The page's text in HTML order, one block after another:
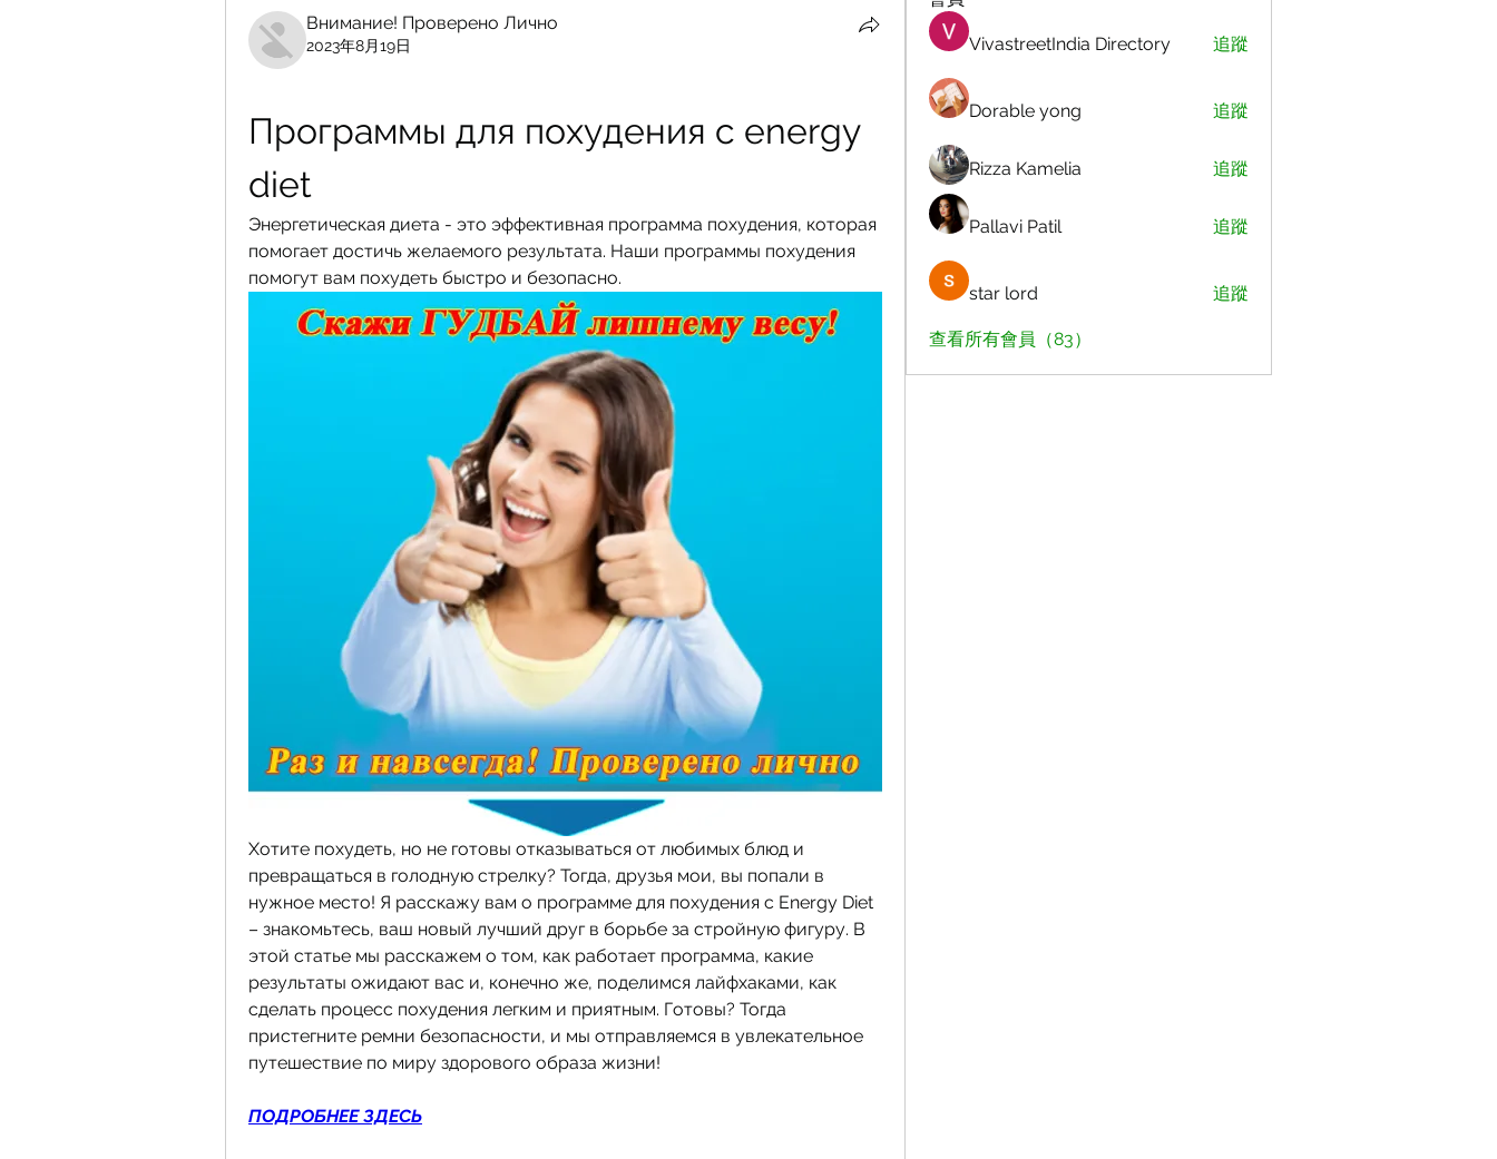
Внимание! Проверено Лично
2023年8月19日
Программы для похудения с energy
diet
Энергетическая диета - это эффективная программа похудения, которая
помогает достичь желаемого результата. Наши программы похудения
помогут вам похудеть быстро и безопасно.
Хотите похудеть, но не готовы отказываться от любимых блюд и
превращаться в голодную стрелку? Тогда, друзья мои, вы попали в
нужное место! Я расскажу вам о программе для похудения с Energy Diet
– знакомьтесь, ваш новый лучший друг в борьбе за стройную фигуру. В
этой статье мы расскажем о том, как работает программа, какие
результаты ожидают вас и, конечно же, поделимся лайфхаками, как
сделать процесс похудения легким и приятным. Готовы? Тогда
пристегните ремни безопасности, и мы отправляемся в увлекательное
путешествие по миру здорового образа жизни!
ПОДРОБНЕЕ ЗДЕСЬ
VivastreetIndia Directory 追蹤
Dorable yong 追蹤
Rizza Kamelia 追蹤
Pallavi Patil 追蹤
star lord 追蹤
查看所有會員（83）